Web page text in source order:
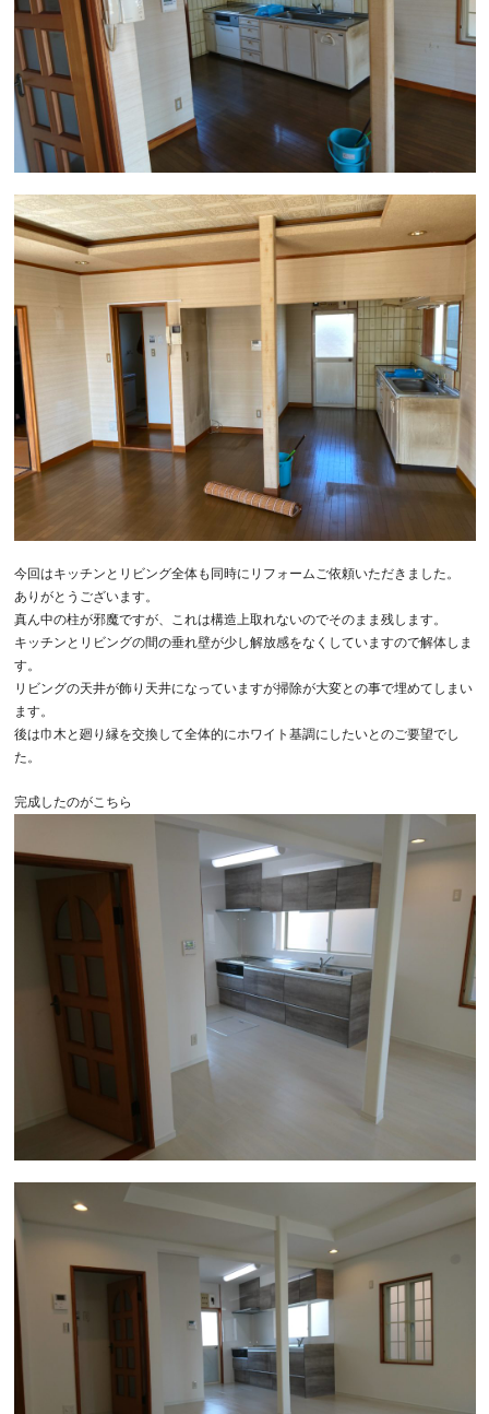
今回はキッチンとリビング全体も同時にリフォームご依頼いただきました。
ありがとうございます。
真ん中の柱が邪魔ですが、これは構造上取れないのでそのまま残します。
キッチンとリビングの間の垂れ壁が少し解放感をなくしていますので解体しま
す。
リビングの天井が飾り天井になっていますが掃除が大変との事で埋めてしまい
ます。
後は巾木と廻り縁を交換して全体的にホワイト基調にしたいとのご要望でし
た。
完成したのがこちら